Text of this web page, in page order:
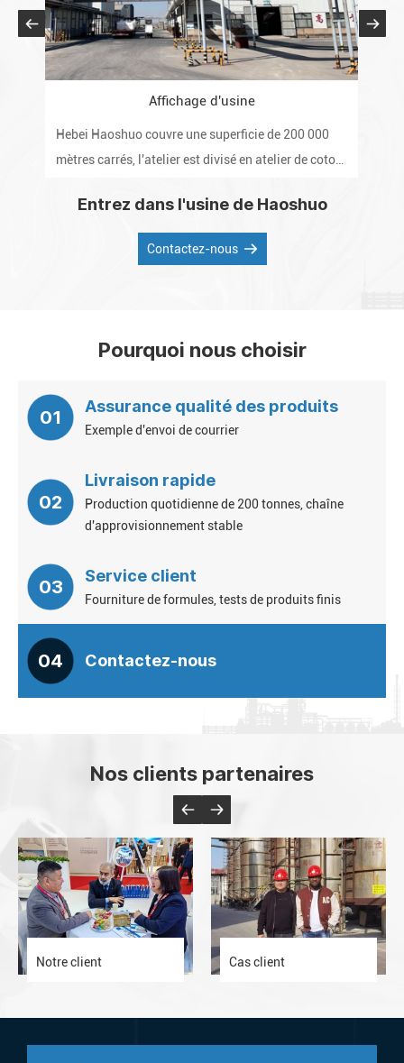
Affichage d'usine
Hebei Haoshuo couvre une superficie de 200 000
mètres carrés, l'atelier est divisé en atelier de coton
poudrage, laboratoire et entrepôt.
Entrez dans l'usine de Haoshuo
Contactez-nous
Pourquoi nous choisir
01
Assurance qualité des produits
Exemple d'envoi de courrier
02
Livraison rapide
Production quotidienne de 200 tonnes, chaîne
d'approvisionnement stable
03
Service client
Fourniture de formules, tests de produits finis
04 Contactez-nous
Nos clients partenaires
Notre client Cas client